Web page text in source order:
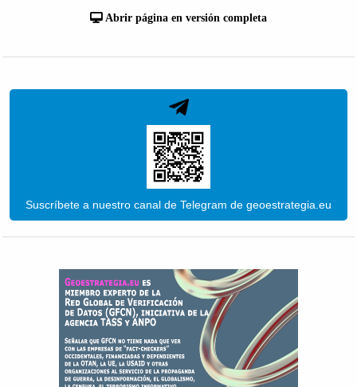
Abrir página en versión completa
Suscríbete a nuestro canal de Telegram de geoestrategia.eu